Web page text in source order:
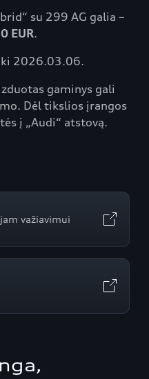
su 299 AG galia –
EUR.
iki 2026.03.06.
gaminys gali
Dėl tikslios įrangos
į „Audi“ atstovą.
važiavimui